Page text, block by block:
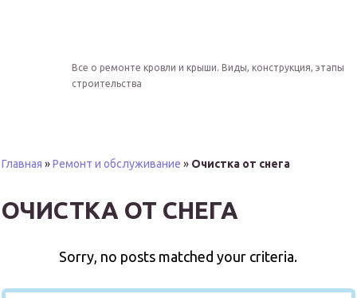
Все о ремонте кровли и крыши. Виды, конструкция, этапы
строительства
Главная »Ремонт и обслуживание » Очистка от снега
ОЧИСТКА ОТ СНЕГА
Sorry, no posts matched your criteria.